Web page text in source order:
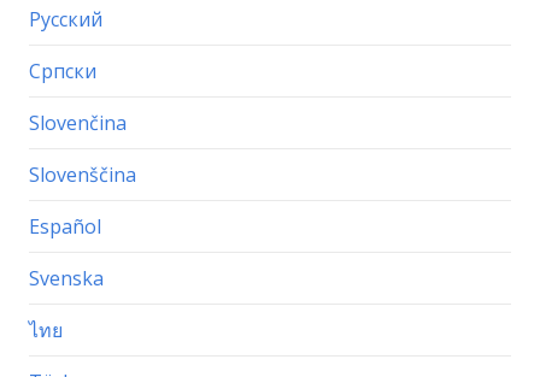
Русский
Српски
Slovenčina
Slovenščina
Español
Svenska
ไทย